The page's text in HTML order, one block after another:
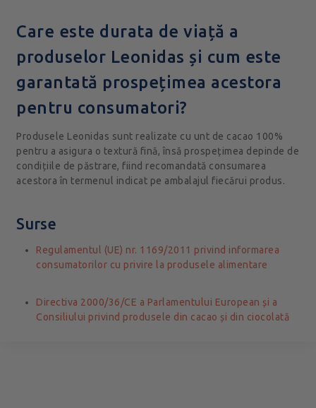
Care este durata de viață a
produselor Leonidas și cum este
garantată prospețimea acestora
pentru consumatori?
Produsele Leonidas sunt realizate cu unt de cacao 100%
pentru a asigura o textură fină, însă prospețimea depinde de
condițiile de păstrare, fiind recomandată consumarea
acestora în termenul indicat pe ambalajul fiecărui produs.
Surse
Regulamentul (UE) nr. 1169/2011 privind informarea
consumatorilor cu privire la produsele alimentare
Directiva 2000/36/CE a Parlamentului European și a
Consiliului privind produsele din cacao și din ciocolată